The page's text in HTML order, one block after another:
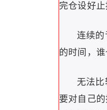
完仓设好
连续
的时间，
无法
要对自己